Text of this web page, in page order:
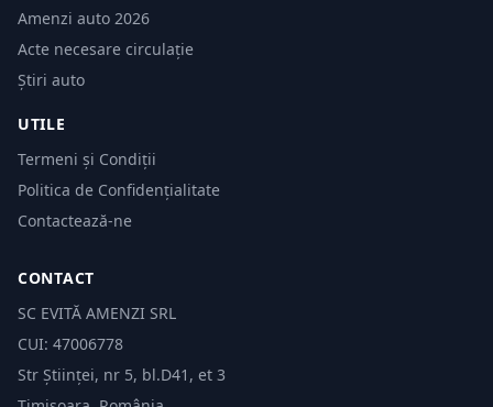
Amenzi auto 2026
Acte necesare circulație
Știri auto
UTILE
Termeni și Condiții
Politica de Confidențialitate
Contactează-ne
CONTACT
SC EVITĂ AMENZI SRL
CUI: 47006778
Str Științei, nr 5, bl.D41, et 3